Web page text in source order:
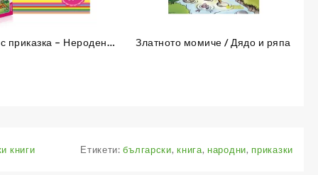
приказка – Неродена
Златното момиче / Дядо и ряпа
книги Етикети:български,книга, народни, приказки